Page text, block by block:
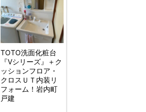
TOTO洗面化粧台
『Vシリーズ』＋ク
ッションフロア・
クロスＵＴ内装リ
フォーム！岩内町
戸建